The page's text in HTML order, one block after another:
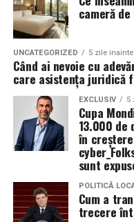
Pentru ce motoare este
USVO 5W30?
Tipul deulei de motor
recomandat pentru
necesită un ulei 5W30
În funcție de
utilizat pe vehicule ale
Mercedes-Benz;
Volkswagen;
promovarea unui
de vedere ecologic și
naturale.
Impactul pozitiv
Alegerea unor soluții
de toaletă, poate
unui eveniment. Într-o
ce în ce mai conștienți
organizatorii care aleg
ar fi închirierea
câștiga aprecierea
cameră
UNCATEGORIZED 5 zile inainte
Când ai nevoie cu
care asistența juridică
EXCLUSIV 5
Cupa
13.000 de
în
sunt
POLITICĂ
Cum a
trecere